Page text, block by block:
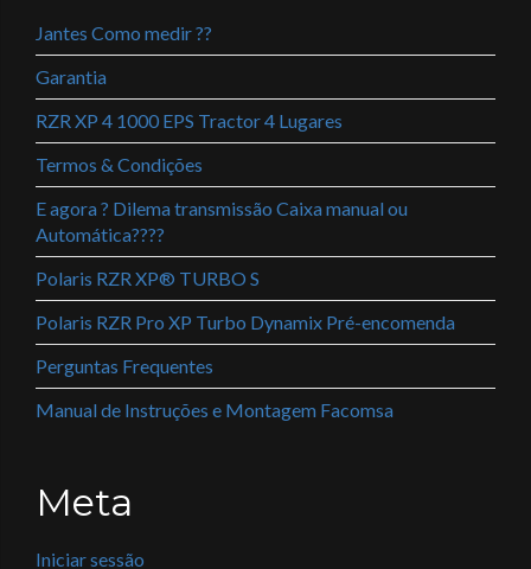
Jantes Como medir ??
Garantia
RZR XP 4 1000 EPS Tractor 4 Lugares
Termos & Condições
E agora ? Dilema transmissão Caixa manual ou
Automática????
Polaris RZR XP® TURBO S
Polaris RZR Pro XP Turbo Dynamix Pré-encomenda
Perguntas Frequentes
Manual de Instruções e Montagem Facomsa
Meta
Iniciar sessão